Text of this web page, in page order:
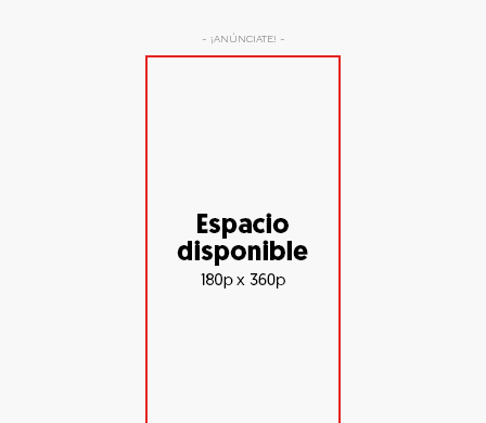
- ¡ANÚNCIATE! -